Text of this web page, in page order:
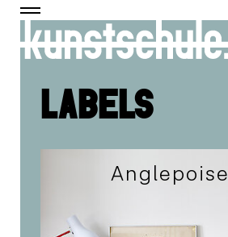
LABELS
Anglepoise